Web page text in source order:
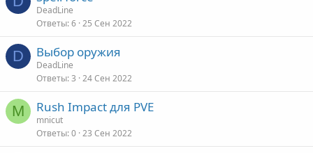
DeadLine
Ответы 6 25 Сен 2022
D Выбор оружия
DeadLine
Ответы 3 24 Сен 2022
M Rush Impact для PVE
mnicut
Ответы 0 23 Сен 2022